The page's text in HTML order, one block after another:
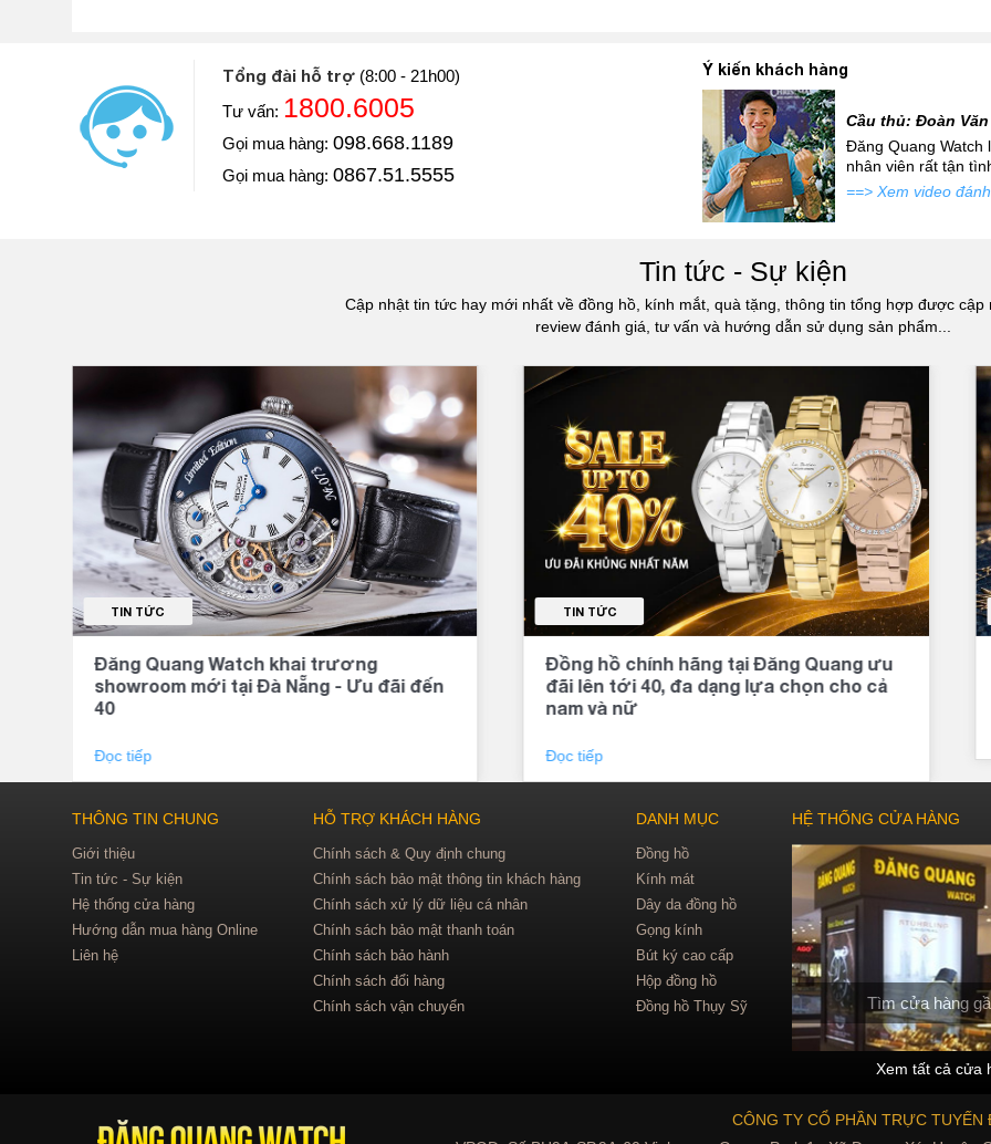
Tổng đài hỗ trợ (8:00 - 21h00)
Tư vấn: 1800.6005
Gọi mua hàng: 098.668.1189
Gọi mua hàng: 0867.51.5555
Ý kiến khách hàng
Diễn viên: Hoàng Kim Ngọc
Khoe với mọi người Ngọc vừa mua một chiếc đồng hồ mới siêu đẹp để đi tặng
luôn và chiếc đồng hồ này Ngọc mua ở Đăng Quang Watch đấy...
Cầu thủ: Đoàn Văn
Đăng Quang Watch
nhân viên rất tận
==> Xem video
Tin tức - Sự kiện
Cập nhật tin tức hay mới nhất về đồng hồ, kính mắt, quà tặng, thông tin tổng hợp được cập
review đánh giá, tư vấn và hướng dẫn sử dụng sản phẩm...
TIN TỨC
Đăng Quang Watch khai trương
showroom mới tại Đà Nẵng - Ưu đãi đến
40
Đọc tiếp
TIN TỨC
Đồng hồ chính hãng tại Đăng Quang ưu
đãi lên tới 40, đa dạng lựa chọn cho cả
nam và nữ
Đọc tiếp
THÔNG TIN CHUNG
Giới thiệu
Tin tức - Sự kiện
Hệ thống cửa hàng
Hướng dẫn mua hàng Online
Liên hệ
HỖ TRỢ KHÁCH HÀNG
Chính sách & Quy định chung
Chính sách bảo mật thông tin khách hàng
Chính sách xử lý dữ liệu cá nhân
Chính sách bảo mật thanh toán
Chính sách bảo hành
Chính sách đổi hàng
Chính sách vận chuyển
DANH MỤC
Đồng hồ
Kính mát
Dây da đồng hồ
Gọng kính
Bút ký cao cấp
Hộp đồng hồ
Đồng hồ Thụy Sỹ
HỆ THỐNG CỬA HÀNG
Tìm cửa hàng
Xem tất cả cửa
CÔNG TY CỔ PHẦN TRỰC TUYẾN